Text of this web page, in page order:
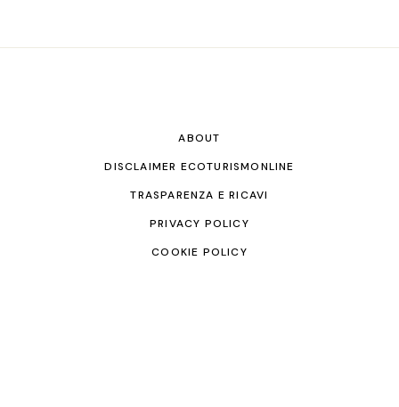
ABOUT
DISCLAIMER ECOTURISMONLINE
TRASPARENZA E RICAVI
PRIVACY POLICY
COOKIE POLICY